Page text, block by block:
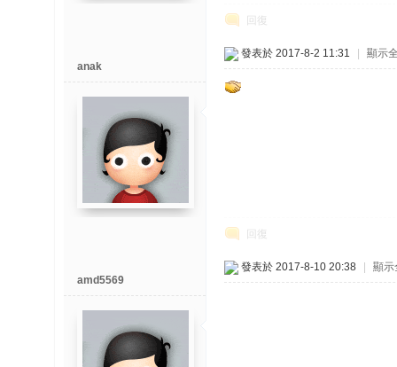
回復
anak
發表於 2017-8-2 11:31 顯示
回復
amd5569
發表於 2017-8-10 20:38 顯示